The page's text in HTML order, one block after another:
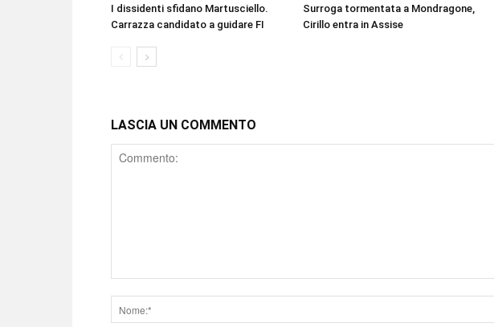
I dissidenti sfidano Martusciello.
Carrazza candidato a guidare FI
Surroga tormentata a Mondragone,
Cirillo entra in Assise
LASCIA UN COMMENTO
Comment
Nome